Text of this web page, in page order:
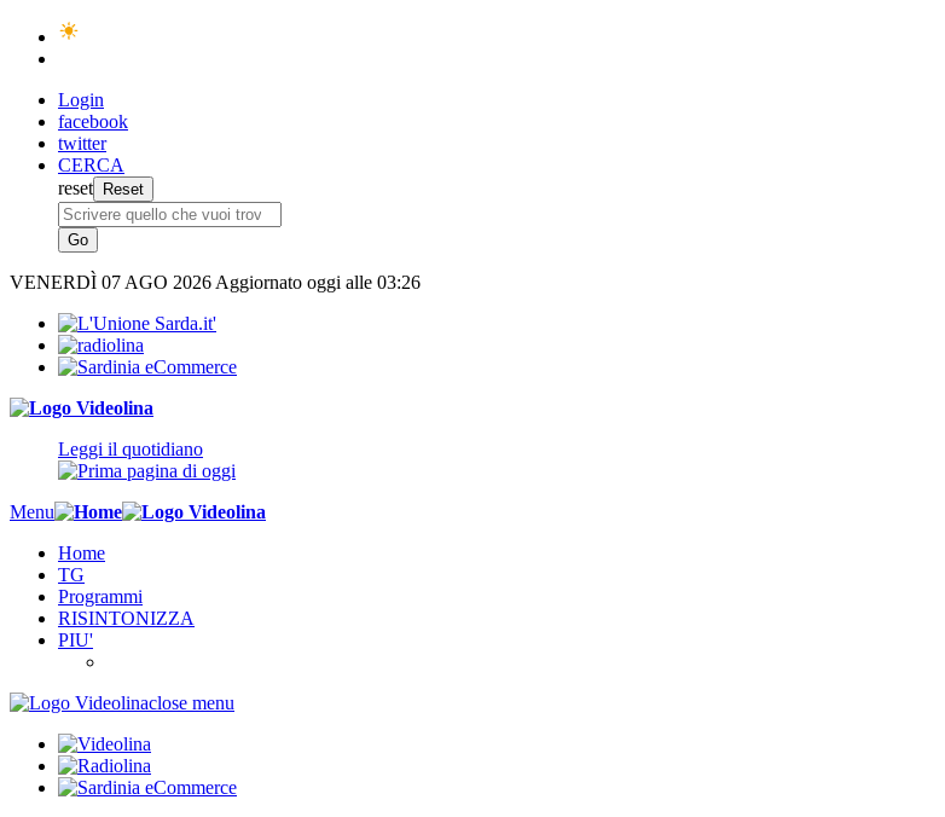
Login
facebook
twitter
CERCA
reset
VENERDÌ 07 AGO 2026 Aggiornato oggi alle 03:26
Leggi il quotidiano
Menu
Home
TG
Programmi
RISINTONIZZA
PIU'
close menu